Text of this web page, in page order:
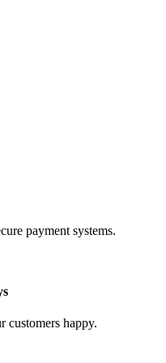
payment systems.
customers happy.